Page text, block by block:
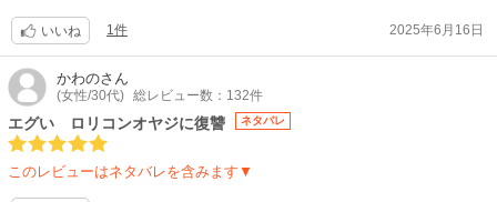
いいね 1件 2025年6月16日
かわのさん
(女性/30代) 総レビュー数：132件
エグい ロリコンオヤジに復讐 ネタバレ
このレビューはネタバレを含みます▼